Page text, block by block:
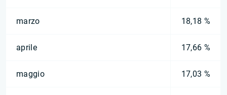
marzo 18,18 %
aprile 17,66 %
maggio 17,03 %